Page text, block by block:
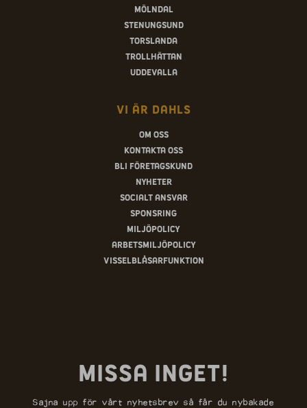
Mölndal
Stenungsund
Torslanda
Trollhättan
Uddevalla
Vi är Dahls
Om oss
Kontakta oss
Bli företagskund
Nyheter
Socialt ansvar
Sponsring
Miljöpolicy
Arbetsmiljöpolicy
Visselblåsarfunktion
Missa inget!
Sajna upp för vårt nyhetsbrev så får du nybakade